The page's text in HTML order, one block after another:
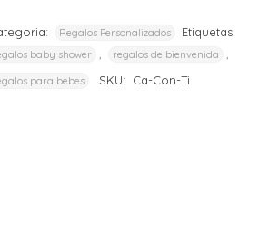
Regalos Personalizados Etiquetas:
baby shower regalos de bienvenida
para bebes SKU: Ca-Con-Ti